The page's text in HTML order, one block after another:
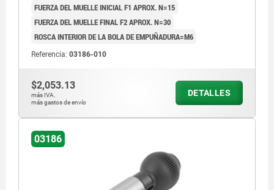
Forma A: estándar
FUERZA DEL MUELLE INICIAL F1 APROX. N=15
FUERZA DEL MUELLE FINAL F2 APROX. N=30
ROSCA INTERIOR DE LA BOLA DE EMPUÑADURA=M6
Referencia: 03186-010
$2,053.13
más IVA.
más gastos de envío
DETALLES
03186